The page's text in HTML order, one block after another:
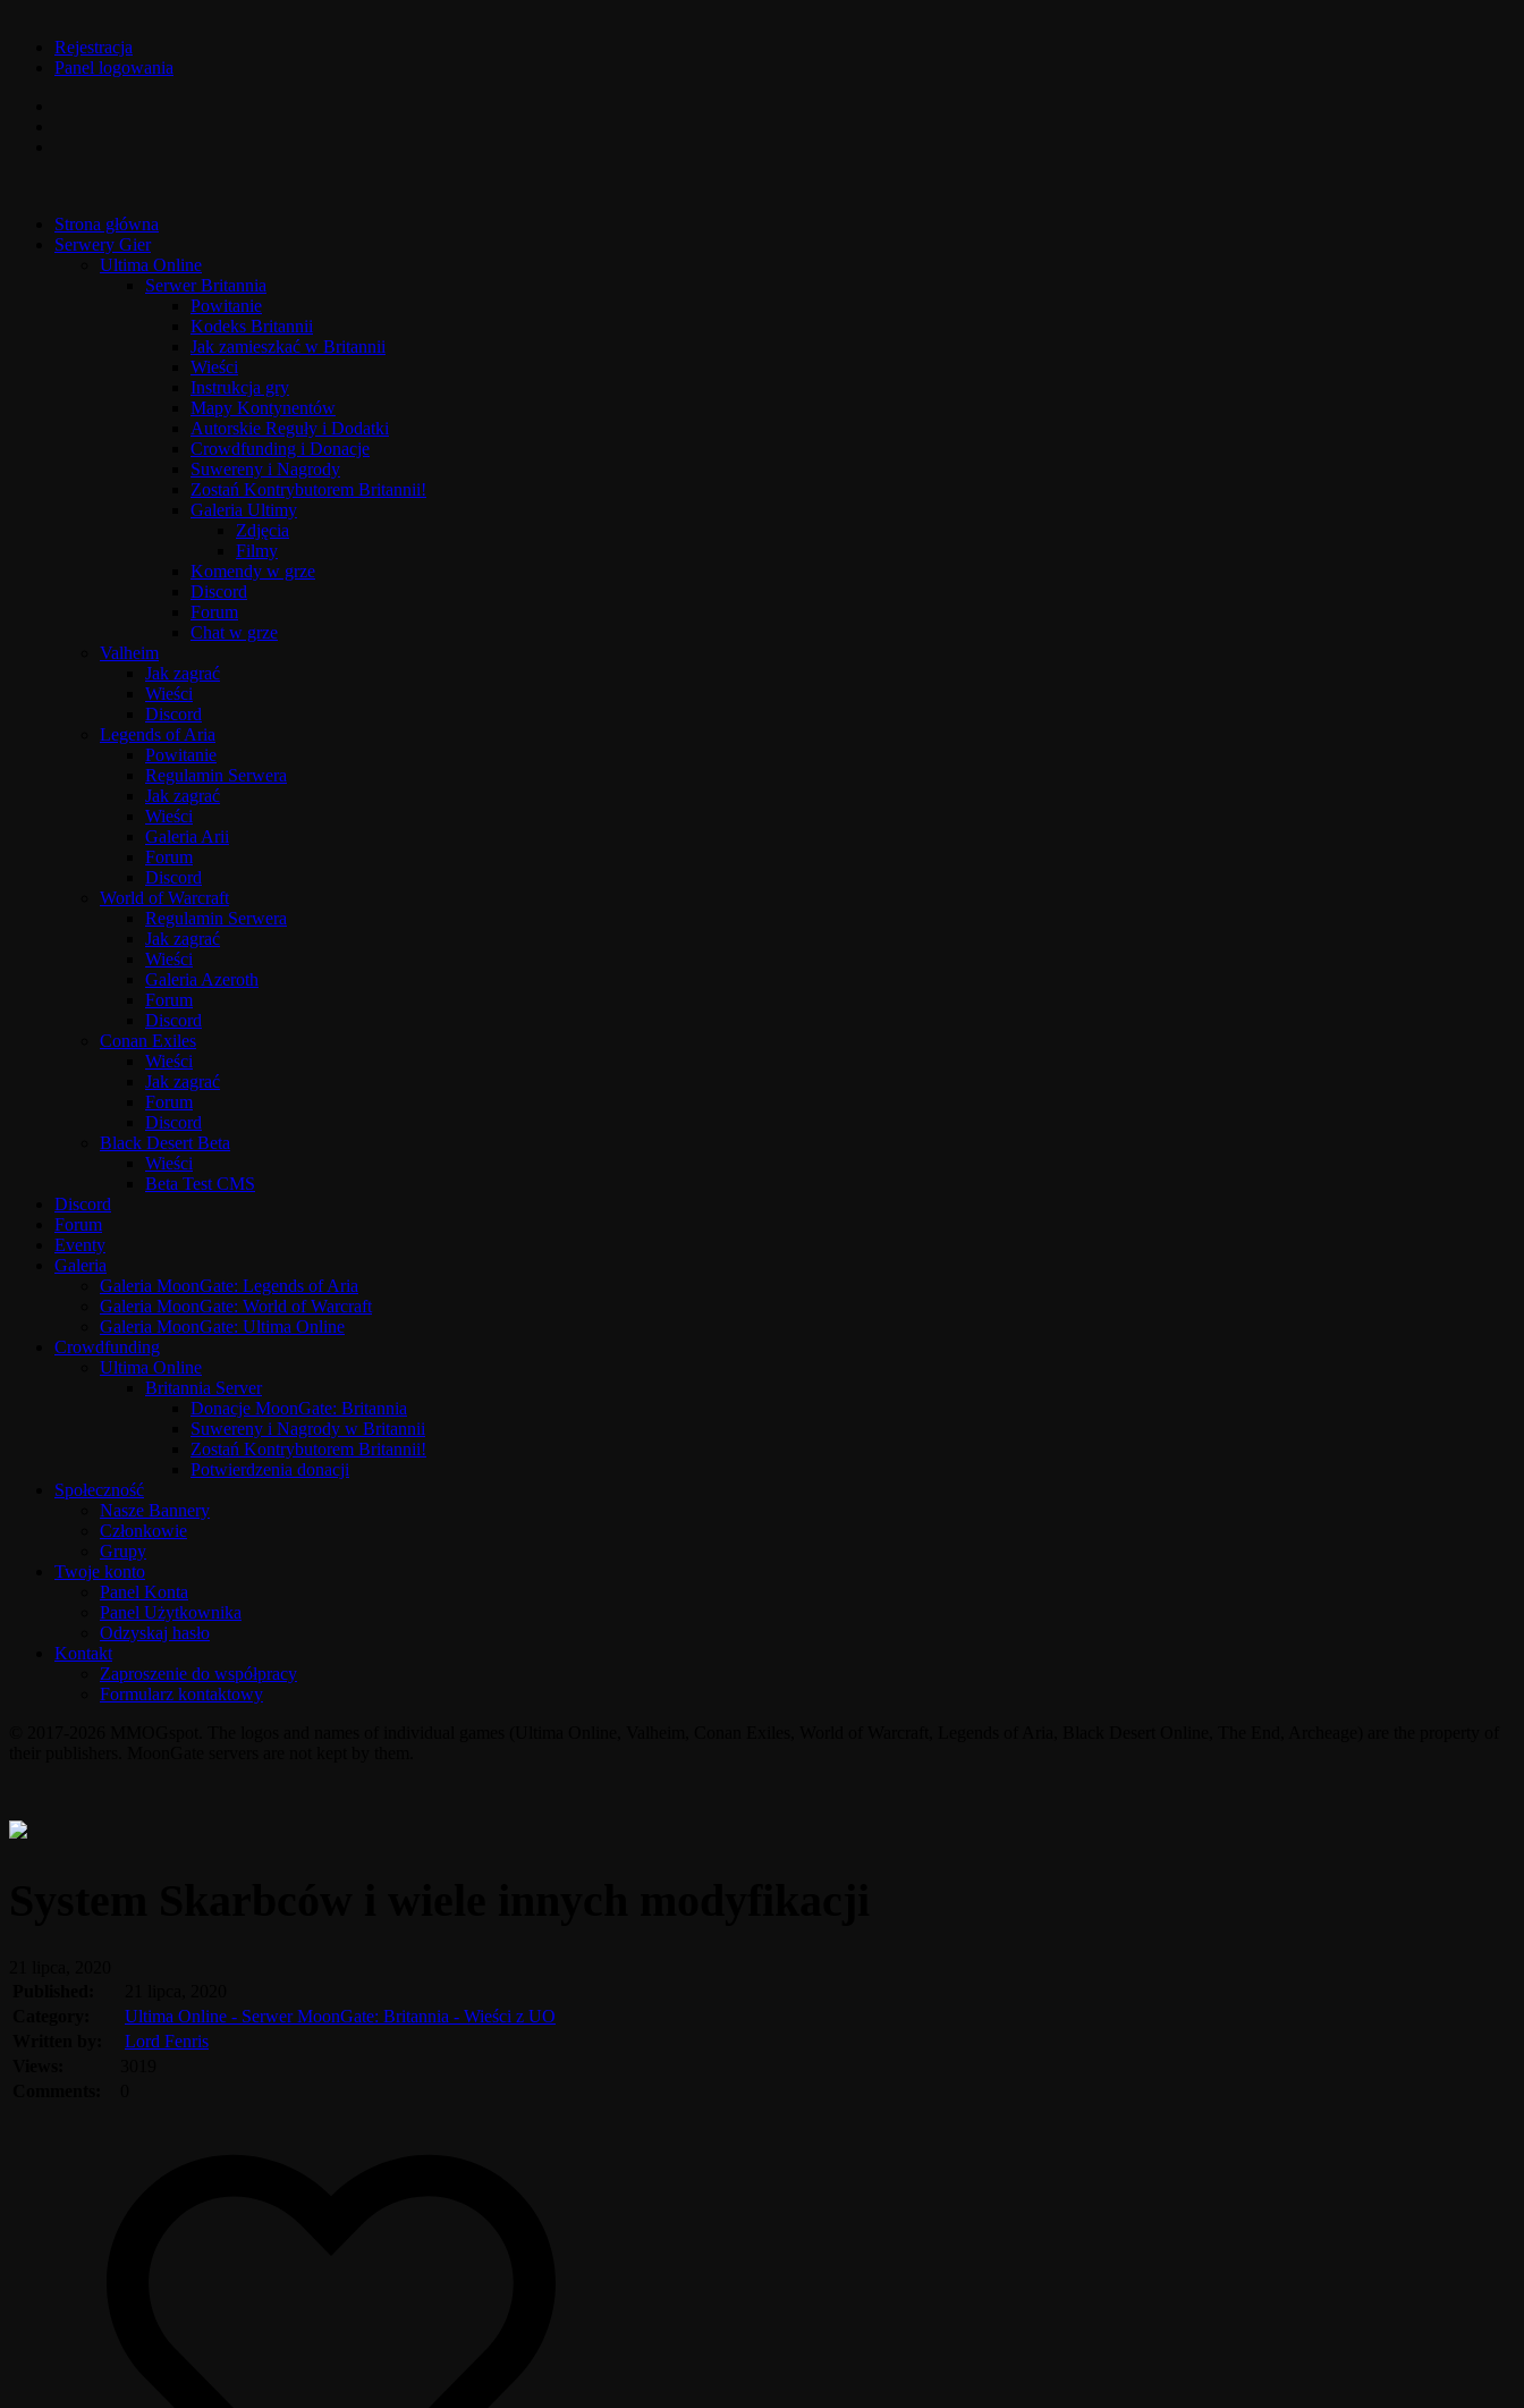
Rejestracja
Panel logowania
Strona główna
Serwery Gier
Ultima Online
Serwer Britannia
Powitanie
Kodeks Britannii
Jak zamieszkać w Britannii
Wieści
Instrukcja gry
Mapy Kontynentów
Autorskie Reguły i Dodatki
Crowdfunding i Donacje
Suwereny i Nagrody
Zostań Kontrybutorem Britannii!
Galeria Ultimy
Zdjęcia
Filmy
Komendy w grze
Discord
Forum
Chat w grze
Valheim
Jak zagrać
Wieści
Discord
Legends of Aria
Powitanie
Regulamin Serwera
Jak zagrać
Wieści
Galeria Arii
Forum
Discord
World of Warcraft
Regulamin Serwera
Jak zagrać
Wieści
Galeria Azeroth
Forum
Discord
Conan Exiles
Wieści
Jak zagrać
Forum
Discord
Black Desert Beta
Wieści
Beta Test CMS
Discord
Forum
Eventy
Galeria
Galeria MoonGate: Legends of Aria
Galeria MoonGate: World of Warcraft
Galeria MoonGate: Ultima Online
Crowdfunding
Ultima Online
Britannia Server
Donacje MoonGate: Britannia
Suwereny i Nagrody w Britannii
Zostań Kontrybutorem Britannii!
Potwierdzenia donacji
Społeczność
Nasze Bannery
Członkowie
Grupy
Twoje konto
Panel Konta
Panel Użytkownika
Odzyskaj hasło
Kontakt
Zaproszenie do współpracy
Formularz kontaktowy
Ultima Online - Serwer MoonGate: Britannia - Wieści z UO
Lord Fenris